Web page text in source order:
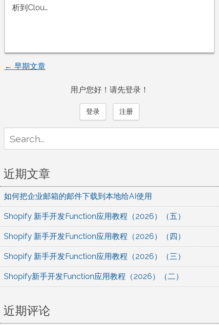
析到Clou…
文
航
← 早期文章
用户您好！请先登录！
登录 注册
for:
近期文章
如何把企业邮箱的邮件下载到本地给AI使用
Shopify 新手开发Function应用教程（2026）（五）
Shopify 新手开发Function应用教程（2026）（四）
Shopify 新手开发Function应用教程（2026）（三）
Shopify新手开发Function应用教程（2026）（二）
近期评论